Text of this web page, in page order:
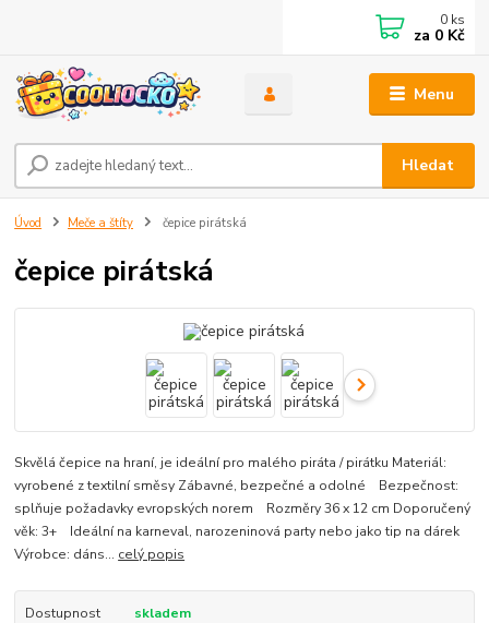
Menu
Hledat
0 ks
za 0 Kč
Úvod Meče a štíty čepice pirátská
čepice pirátská
Skvělá čepice na hraní, je ideální pro malého piráta / pirátku Materiál:
vyrobené z textilní směsy Zábavné, bezpečné a odolné Bezpečnost:
splňuje požadavky evropských norem Rozměry 36 x 12 cm Doporučený
věk: 3+ Ideální na karneval, narozeninová party nebo jako tip na dárek
Výrobce: dáns... celý popis
Dostupnost skladem